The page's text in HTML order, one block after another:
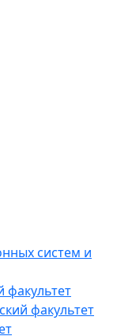
систем и
факультет
факультет